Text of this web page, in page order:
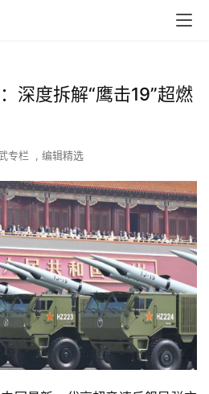
深度拆解“鹰击19”超燃
专栏 , 编辑精选